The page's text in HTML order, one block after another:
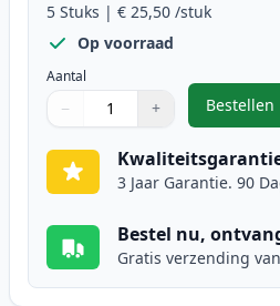
5 Stuks | € 25,50 /stuk
Op voorraad
Aantal
Gebruik de knoppen om aan te
− +
1
Bestellen
,5
3 Jaar Garantie. 90
Bestel nu,
Gratis verzending